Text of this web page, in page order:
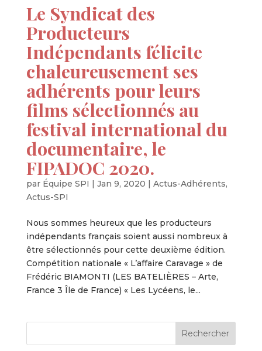
Le Syndicat des
Producteurs
Indépendants félicite
chaleureusement ses
adhérents pour leurs
films sélectionnés au
festival international du
documentaire, le
FIPADOC 2020.
par Équipe SPI | Jan 9, 2020 | Actus-Adhérents,
Actus-SPI
Nous sommes heureux que les producteurs
indépendants français soient aussi nombreux à
être sélectionnés pour cette deuxième édition.
Compétition nationale « L’affaire Caravage » de
Frédéric BIAMONTI (LES BATELIÈRES – Arte,
France 3 Île de France) « Les Lycéens, le...